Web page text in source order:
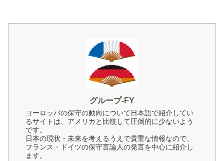
グループ-FY
ヨーロッパの保守の動向について日本語で紹介してい
るサイトは、アメリカと比較して圧倒的に少ないよう
です。
日本の現状・未来を考えるうえで貴重な情報なので、
フランス・ドイツの保守言論人の発言を中心に紹介し
ます。